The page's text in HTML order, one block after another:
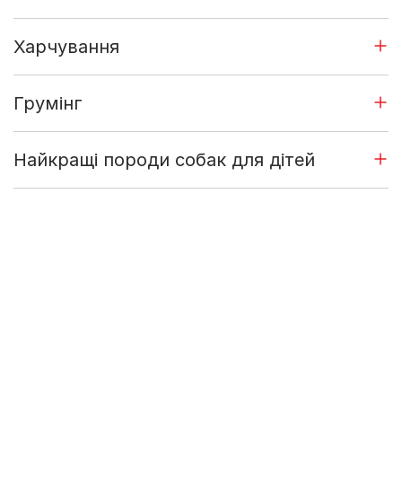
Харчування
Грумінг
Найкращі породи собак для дітей